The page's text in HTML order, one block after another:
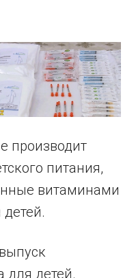
производит
питания,
витаминами
для детей.